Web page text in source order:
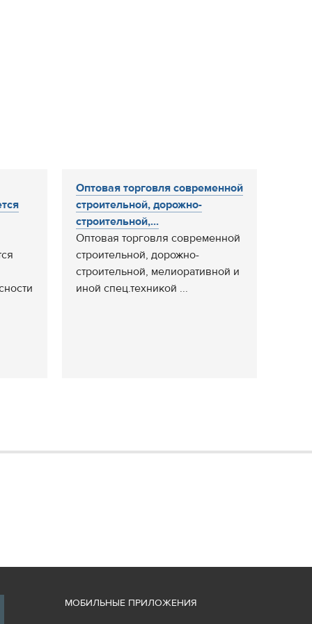
Оптовая торговля современной
строительной, дорожно-
строительной,...
Оптовая торговля современной
строительной, дорожно-
строительной, мелиоративной и
иной спец.техникой ...
МОБИЛЬНЫЕ ПРИЛОЖЕНИЯ